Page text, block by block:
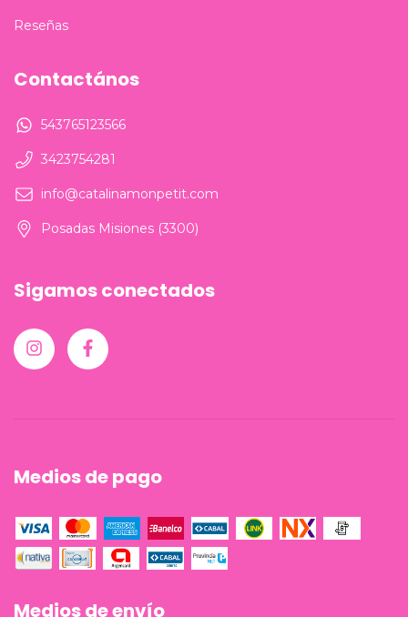
Reseñas
Contactános
543765123566
3423754281
info@catalinamonpetit.com
Posadas Misiones (3300)
Sigamos conectados
Medios de pago
Medios de envío